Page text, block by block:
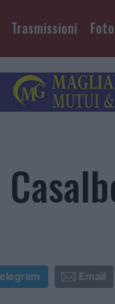
Trasmissioni
Email